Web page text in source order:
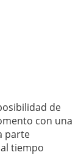
de
con una
parte
tiempo